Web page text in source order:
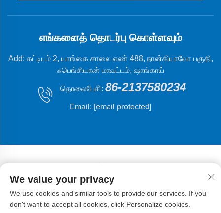
எங்களைத் தொடர்பு கொள்ளவும்
Add: கட்டிடம் 2, யாங்கை சாலை எண் 488, நான்கியாவோ பகுதி,
ஃபெங்சியான் மாவட்டம், ஷாங்காய்
தொலைபேசி: 86-2137580234
Email: [email protected]
காப்பிரைட் © 2024 ஷாங்கை ஃப்ளையிங் பிஷ் முகாம்பினூறல்
தேதிகள். லிமிட்டு.தனியுரிமைக் கொள்கை
We value your privacy
We use cookies and similar tools to provide our services. If you
don't want to accept all cookies, click Personalize cookies.